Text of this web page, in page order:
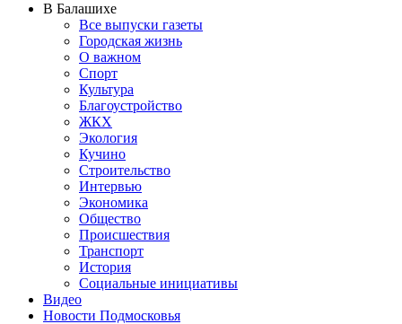
В Балашихе
Все выпуски газеты
Городская жизнь
О важном
Спорт
Культура
Благоустройство
ЖКХ
Экология
Кучино
Строительство
Интервью
Экономика
Общество
Происшествия
Транспорт
История
Социальные инициативы
Видео
Новости Подмосковья